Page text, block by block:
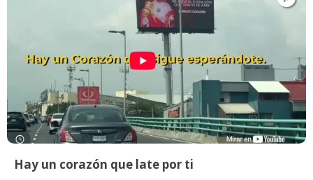
Hay un corazón que late por ti